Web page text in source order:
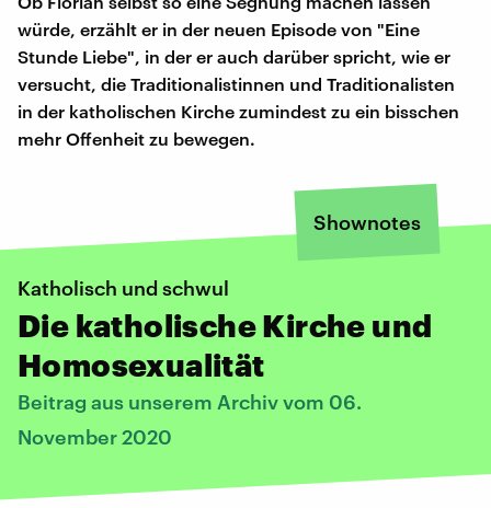
würde, erzählt er in der neuen Episode von "Eine
Stunde Liebe", in der er auch darüber spricht, wie er
versucht, die Traditionalistinnen und Traditionalisten
in der katholischen Kirche zumindest zu ein bisschen
mehr Offenheit zu bewegen.
Shownotes
Katholisch und schwul
Die katholische Kirche und
Homosexualität
Beitrag aus unserem Archiv vom 06.
November 2020